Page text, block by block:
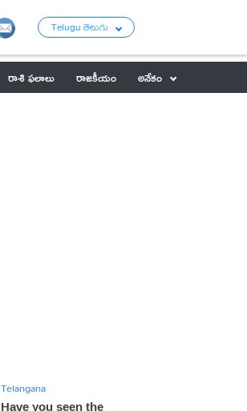
Telugu తెలుగు
రాశి ఫలాలు రాజకీయం
అనేకం
Telangana